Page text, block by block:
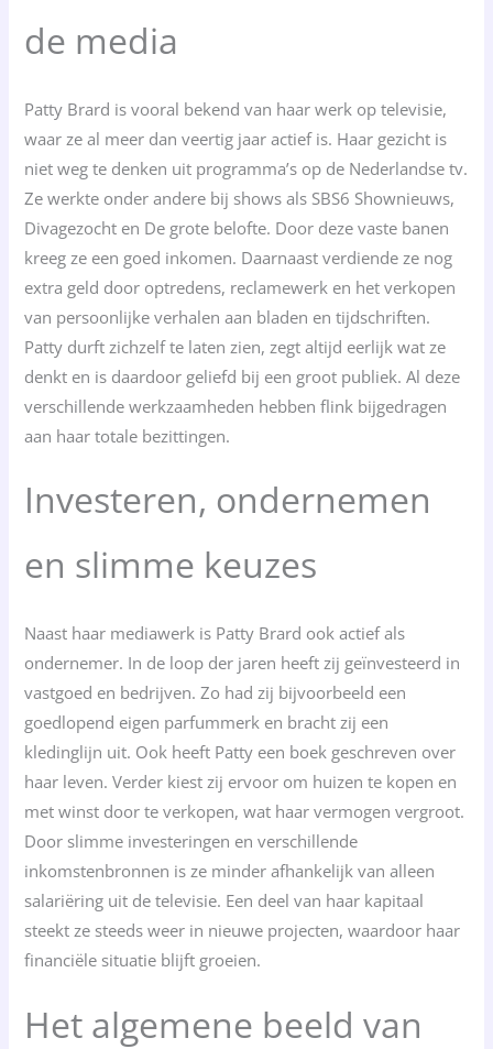
de media
Patty Brard is vooral bekend van haar werk op televisie,
waar ze al meer dan veertig jaar actief is. Haar gezicht is
niet weg te denken uit programma’s op de Nederlandse tv.
Ze werkte onder andere bij shows als SBS6 Shownieuws,
Divagezocht en De grote belofte. Door deze vaste banen
kreeg ze een goed inkomen. Daarnaast verdiende ze nog
extra geld door optredens, reclamewerk en het verkopen
van persoonlijke verhalen aan bladen en tijdschriften.
Patty durft zichzelf te laten zien, zegt altijd eerlijk wat ze
denkt en is daardoor geliefd bij een groot publiek. Al deze
verschillende werkzaamheden hebben flink bijgedragen
aan haar totale bezittingen.
Investeren, ondernemen
en slimme keuzes
Naast haar mediawerk is Patty Brard ook actief als
ondernemer. In de loop der jaren heeft zij geïnvesteerd in
vastgoed en bedrijven. Zo had zij bijvoorbeeld een
goedlopend eigen parfummerk en bracht zij een
kledinglijn uit. Ook heeft Patty een boek geschreven over
haar leven. Verder kiest zij ervoor om huizen te kopen en
met winst door te verkopen, wat haar vermogen vergroot.
Door slimme investeringen en verschillende
inkomstenbronnen is ze minder afhankelijk van alleen
salariëring uit de televisie. Een deel van haar kapitaal
steekt ze steeds weer in nieuwe projecten, waardoor haar
financiële situatie blijft groeien.
Het algemene beeld van